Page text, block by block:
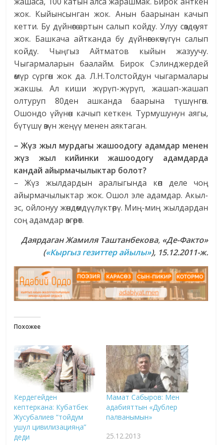
жок. Кыйынсынган жок. Анын баарынан качып
кетти. Бу дүйнөгө артын салып койду. Улуу сөздө уят
жок. Башкача айтканда бу дүйнөгө көчүгүн салып
койду. Чыңгыз Айтматов кыйын жазуучу.
Чыгармаларын баалайм. Бирок Сэлинджердей
өмүр сүргөн жок да. Л.Н.Толстойдун чыгармалары
жакшы. Ал киши жүрүп-жүрүп, жашап-жашап
олтуруп 80ден ашканда баарына түшүнгөн.
Ошондо үйүнөн качып кеткен. Турмушунун аягы,
бүтүшү өзүн жеңүү менен аяктаган.
– Жүз жыл мурдагы жашоодогу адамдар менен
жүз жыл кийинки жашоодогу адамдарда
кандай айырмачылыктар болот?
– Жүз жылдардын аралыгында көп деле чоң
айырмачылыктар жок. Ошол эле адамдар. Акыл-
эс, ойлонуу жөндөмдүүлүктөрү. Миң-миң жылдардан
соң адамдар өзгөрөт.
Даярдаган Жамиля Таштанбекова, «Де-Факто»
(«Кыргыз гезиттер айылы»), 15.12.2011-ж.
Похожее
Кердегейден
кептеркана: Кубатбек
Жусубалиев “тойдум
ушул цивилизацияңа”
деди
Мамат Сабыров: Мен
адабияттын «Дублер
палванымын»
25.12.2013